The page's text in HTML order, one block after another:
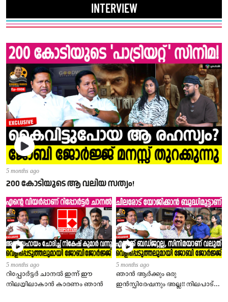
INTERVIEW
5 months ago
200 കോടിയുടെ ആ വലിയ സത്യം!
5 months ago
റിപ്പോർട്ടർ ചാനൽ ഇന്ന് ഈ
നിലയിലാകാൻ കാരണം ഞാൻ
5 months ago
ഞാൻ ആർക്കും ഒരു
ഇൻസ്പിരേഷനും അല്ല!! നിലപാട്